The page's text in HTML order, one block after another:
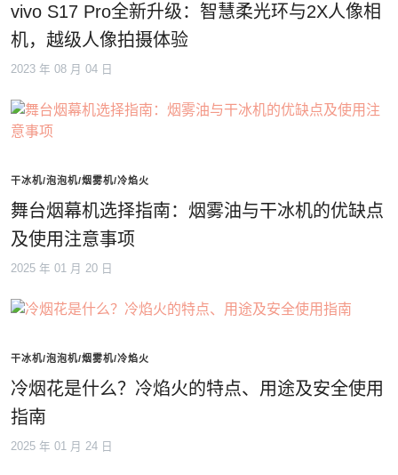
vivo S17 Pro全新升级：智慧柔光环与2X人像相
机，越级人像拍摄体验
2023 年 08 月 04 日
干冰机/泡泡机/烟雾机/冷焰火
舞台烟幕机选择指南：烟雾油与干冰机的优缺点
及使用注意事项
2025 年 01 月 20 日
干冰机/泡泡机/烟雾机/冷焰火
冷烟花是什么？冷焰火的特点、用途及安全使用
指南
2025 年 01 月 24 日